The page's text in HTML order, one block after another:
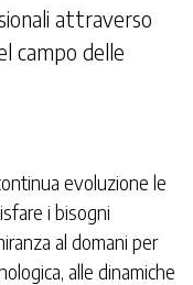
attraverso
campo delle
evoluzione le
i bisogni
al domani per
alle dinamiche